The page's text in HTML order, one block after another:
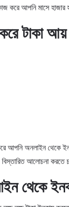
করে আপনি মাসে হাজার
টাকা আয়
আপনি অনলাইন থেকে
আলোচনা করতে
থেকে